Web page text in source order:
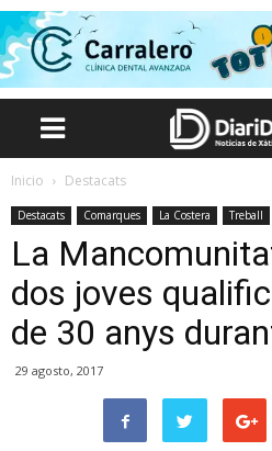
Inicio Destacats
Destacats Comarques La Costera Treball
La
dos joves
de 30 anys
29 agosto, 2017